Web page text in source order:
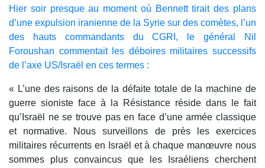
Hier soir presque au moment où Bennett tirait des plans
d’une expulsion iranienne de la Syrie sur des comètes, l’un
des hauts commandants du CGRI, le général Nil
Foroushan commentait les déboires militaires successifs
de l’axe US/Israël en ces termes :
« L’une des raisons de la défaite totale de la machine de
guerre sioniste face à la Résistance réside dans le fait
qu’Israël ne se trouve pas en face d’une armée classique
et normative. Nous surveillons de près les exercices
militaires récurrents en Israël et à chaque manœuvre nous
sommes plus convaincus que les Israéliens cherchent